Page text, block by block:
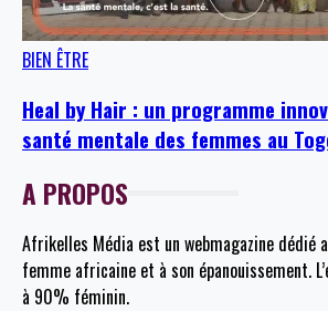
BIEN ÊTRE
Heal by Hair : un programme
santé mentale des femmes au
A PROPOS
Afrikelles Média est un webmagazine dédié
femme africaine et à son épanouissement.
à 90% féminin.